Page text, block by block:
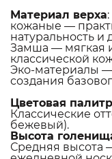
Материал верха:
кожаные —
натуральность и
Замша — мягкая
классической
Эко-материалы
создания
Цветовая
Классические
бежевый).
Высота
Средняя высота